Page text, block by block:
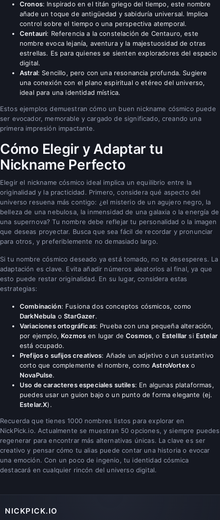
Cronos: Inspirado en el titán griego del tiempo, este nombre
añade un toque de antigüedad y sabiduría universal. Implica
control sobre el tiempo o una perspectiva atemporal.
Centauri: Referencia a la constelación de Centauro, este
nombre evoca lejanía, aventura y la majestuosidad de otras
estrellas. Es para quienes se sienten exploradores del espacio
digital.
Astral: Sencillo, pero con una resonancia profunda. Sugiere
una conexión con el plano espiritual o etéreo del universo,
ideal para una identidad mística.
Estos ejemplos demuestran cómo un buen nickname cósmico puede
ser evocador, memorable y cargado de significado, creando una
primera impresión impactante.
Cómo Elegir y Adaptar tu
Nickname Perfecto
Elegir el nickname cósmico ideal implica un equilibrio entre la
originalidad y la practicidad. Primero, considera qué aspecto del
universo resuena más contigo: ¿el misterio de un agujero negro, la
belleza de una nebulosa, la inmensidad de una galaxia o la energía de
una supernova? Tu nombre debe reflejar tu personalidad o la imagen
que deseas proyectar. Busca que sea fácil de recordar y pronunciar
para otros, y preferiblemente no demasiado largo.
Si tu nombre cósmico deseado ya está tomado, no te desesperes. La
adaptación es clave. Evita añadir números aleatorios al final, ya que
esto puede restar originalidad. En su lugar, considera estas
estrategias:
Combinación: Fusiona dos conceptos cósmicos, como
DarkNebula oStarGazer.
Variaciones ortográficas: Prueba con una pequeña alteración,
por ejemplo, Kozmos en lugar deCosmos, o Estelllar si Estelar
está ocupado.
Prefijos o sufijos creativos: Añade un adjetivo o un sustantivo
corto que complemente el nombre, comoAstroVortexo
NovaPulse.
Uso de caracteres especiales sutiles: En algunas plataformas,
puedes usar un guion bajo o un punto de forma elegante (ej.
Estelar.X).
Recuerda que tienes 1000 nombres listos para explorar en
NickPick.io. Actualmente se muestran 50 opciones, y siempre puedes
regenerar para encontrar más alternativas únicas. La clave es ser
creativo y pensar cómo tu alias puede contar una historia o evocar
una emoción. Con un poco de ingenio, tu identidad cósmica
destacará en cualquier rincón del universo digital.
NICKPICK.IO